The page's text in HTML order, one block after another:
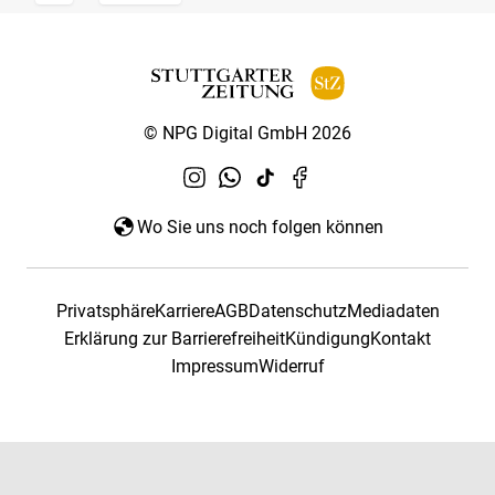
© NPG Digital GmbH 2026
Wo Sie uns noch folgen können
PrivatsphäreKarriereAGBDatenschutzMediadaten
Erklärung zur BarrierefreiheitKündigungKontakt
ImpressumWiderruf